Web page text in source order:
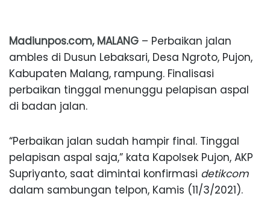
Madiunpos.com, MALANG – Perbaikan jalan
ambles di Dusun Lebaksari, Desa Ngroto, Pujon,
Kabupaten Malang, rampung. Finalisasi
perbaikan tinggal menunggu pelapisan aspal
di badan jalan.
“Perbaikan jalan sudah hampir final. Tinggal
pelapisan aspal saja,” kata Kapolsek Pujon, AKP
Supriyanto, saat dimintai konfirmasi detikcom
dalam sambungan telpon, Kamis (11/3/2021).